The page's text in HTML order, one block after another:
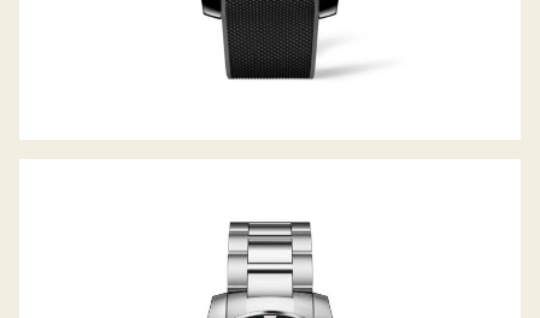
HYDROCONQUEST